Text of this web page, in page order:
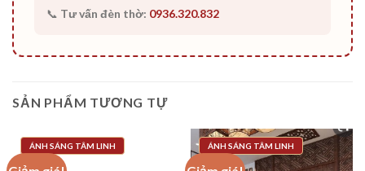
📞 Tư vấn đèn thờ: 0936.320.832
SẢN PHẨM TƯƠNG TỰ
ÁNH SÁNG TÂM LINH ÁNH SÁNG TÂM LINH